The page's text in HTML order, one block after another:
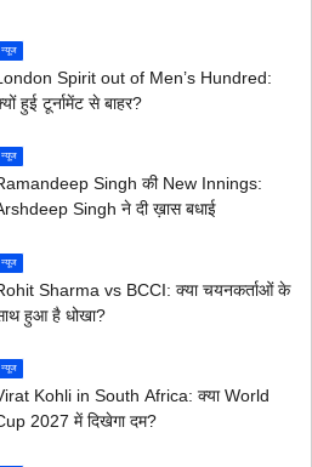
न्यूज
Spirit out of Men’s Hundred:
हुई टूर्नामेंट से बाहर?
न्यूज
Singh की New Innings:
Singh ने दी ख़ास बधाई
न्यूज
Sharma vs BCCI: क्या चयनकर्ताओं के
हुआ है धोखा?
न्यूज
Kohli in South Africa: क्या World
2027 में दिखेगा दम?